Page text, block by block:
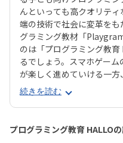
んといっても高クオリテ
端の技術で社会に変革を
グラミング教材「
のは「プログラミング教
るでしょう。スマホゲー
が楽しく進めていける一
ラミングスキルが身につ
ンクラフト（マイクラ）の
ードも。子どもの創造性
るスクールをお探しのご家
た、運営元のやる気スイッ
続きを読む
プログラミング教育 HALLO